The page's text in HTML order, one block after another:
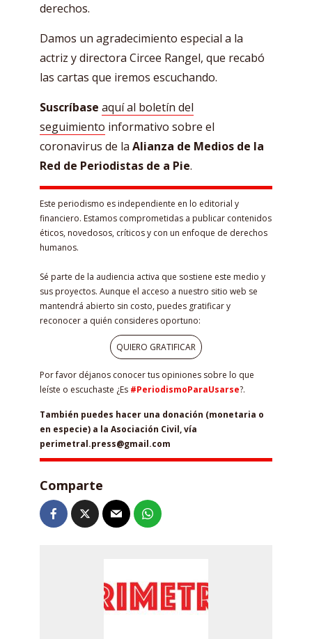
derechos.
Damos un agradecimiento especial a la
actriz y directora Circee Rangel, que recabó
las cartas que iremos escuchando.
Suscríbase aquí al boletín del
seguimiento informativo sobre el
coronavirus de la Alianza de Medios de la
Red de Periodistas de a Pie.
Este periodismo es independiente en lo editorial y
financiero. Estamos comprometidas a publicar contenidos
éticos, novedosos, críticos y con un enfoque de derechos
humanos.
Sé parte de la audiencia activa que sostiene este medio y
sus proyectos. Aunque el acceso a nuestro sitio web se
mantendrá abierto sin costo, puedes gratificar y
reconocer a quién consideres oportuno:
QUIERO GRATIFICAR
Por favor déjanos conocer tus opiniones sobre lo que
leíste o escuchaste ¿Es #PeriodismoParaUsarse?.
También puedes hacer una donación (monetaria o
en especie) a la Asociación Civil, vía
perimetral.press@gmail.com
Comparte